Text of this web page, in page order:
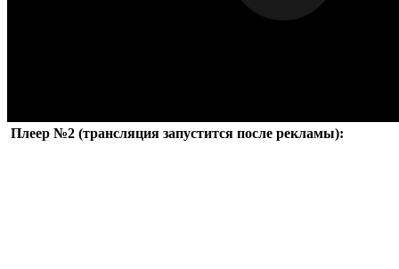
Плеер №2 (трансляция запустится после рекламы):